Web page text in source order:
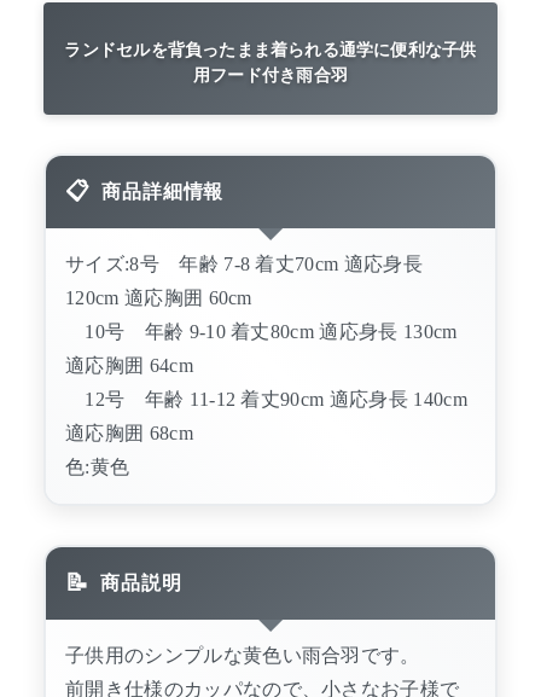
ランドセルを背負ったまま着られる通学に便利な子供
用フード付き雨合羽
商品詳細情報
サイズ:8号 年齢 7-8 着丈70cm 適応身長
120cm 適応胸囲 60cm
10号 年齢 9-10 着丈80cm 適応身長 130cm
適応胸囲 64cm
12号 年齢 11-12 着丈90cm 適応身長 140cm
適応胸囲 68cm
色:黄色
商品説明
子供用のシンプルな黄色い雨合羽です。
前開き仕様のカッパなので、小さなお子様で